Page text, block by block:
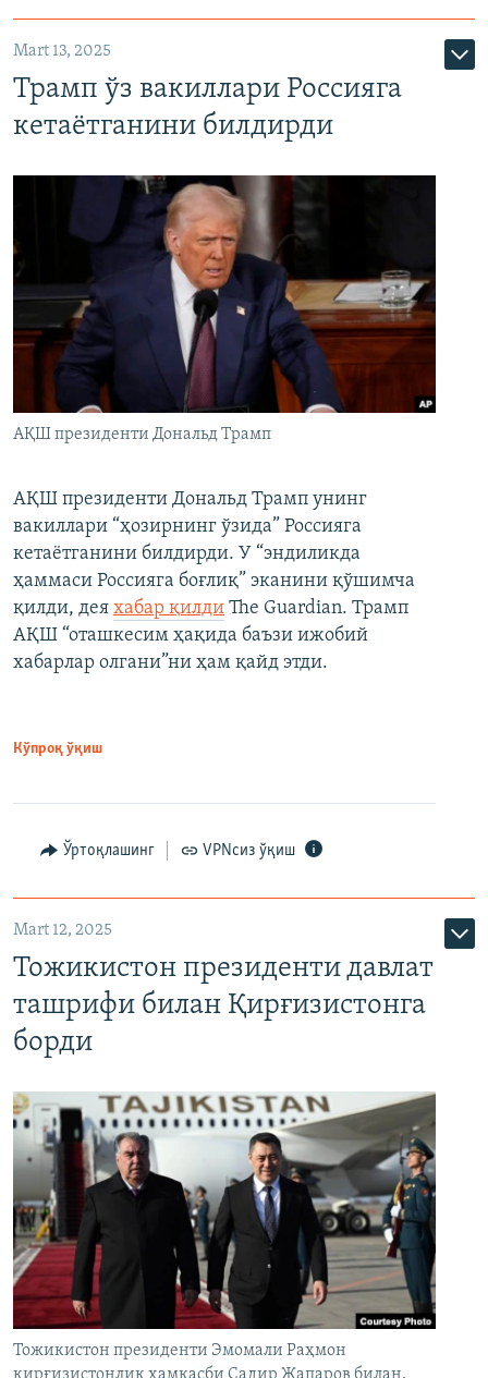
Mart 13, 2025
Трамп ўз вакиллари Россияга
кетаётганини билдирди
АҚШ президенти Дональд Трамп
АҚШ президенти Дональд Трамп унинг
вакиллари “ҳозирнинг ўзида” Россияга
кетаётганини билдирди. У “эндиликда
ҳаммаси Россияга боғлиқ” эканини қўшимча
қилди, дея хабар қилди The Guardian. Трамп
АҚШ “оташкесим ҳақида баъзи ижобий
хабарлар олгани”ни ҳам қайд этди.
Кўпроқ ўқиш
Ўртоқлашинг VPNсиз ўқиш
Mart 12, 2025
Тожикистон президенти давлат
ташрифи билан Қирғизистонга
борди
Тожикистон президенти Эмомали Раҳмон